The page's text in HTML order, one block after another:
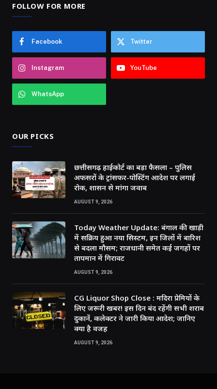
FOLLOW FOR MORE
Facebook Twitter
Instagram YouTube
WhatsApp
OUR PICKS
छत्तीसगढ़ हाईकोर्ट का बड़ा फैसला – पुलिस
अफसरों के ट्रांसफर-पोस्टिंग आदेश पर लगाई
रोक, शासन से मांगा जवाब
AUGUST 9, 2026
Today Weather Update: बंगाल की खाड़ी
में सक्रिय हुआ नया सिस्टम, इन जिलों में बारिश
से बदला मौसम; राजधानी समेत कई जगहों पर
तापमान में गिरावट
AUGUST 9, 2026
CG Liquor Shop Close : मदिरा प्रेमियों के
लिए जरूरी खबर! इस दिन बंद रहेंगी सभी शराब
दुकानें, कलेक्टर ने जारी किया आदेश; जानिए
क्या है वजह
AUGUST 9, 2026